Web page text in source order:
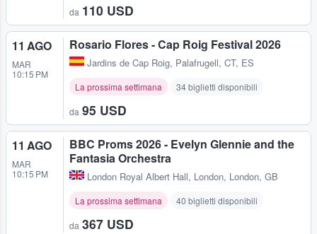
da 110 USD
11 AGO
MAR
10:15 PM
Rosario Flores - Cap Roig Festival 2026
Jardins de Cap Roig, Palafrugell, CT, ES
La prossima settimana 34 biglietti disponibili
da 95 USD
11 AGO
MAR
10:15 PM
BBC Proms 2026 - Evelyn Glennie and the
Fantasia Orchestra
London Royal Albert Hall, London, London, GB
La prossima settimana 40 biglietti disponibili
da 367 USD